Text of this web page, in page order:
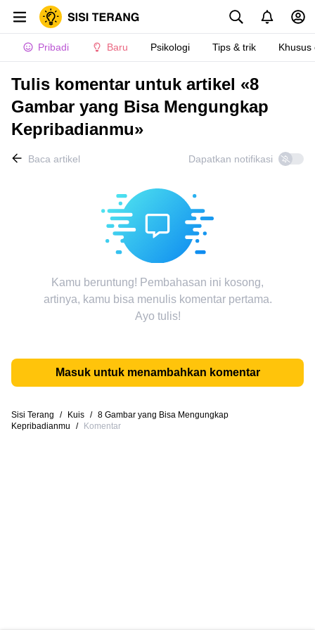
Pribadi Baru Psikologi Tips & trik Khusus
Tulis komentar untuk artikel «8
Gambar yang Bisa Mengungkap
Kepribadianmu»
Baca artikel Dapatkan notifikasi
Kamu beruntung! Pembahasan ini kosong,
artinya, kamu bisa menulis komentar pertama.
Ayo tulis!
Masuk untuk menambahkan komentar
Sisi Terang / Kuis / 8 Gambar yang Bisa Mengungkap
Kepribadianmu
/ Komentar